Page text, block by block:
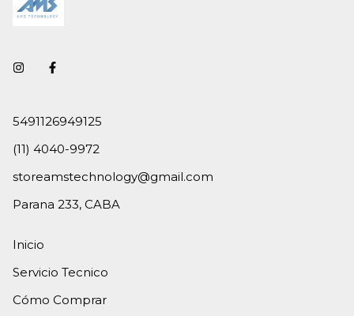
5491126949125
(11) 4040-9972
storeamstechnology@gmail.com
Parana 233, CABA
Inicio
Servicio Tecnico
Cómo Comprar